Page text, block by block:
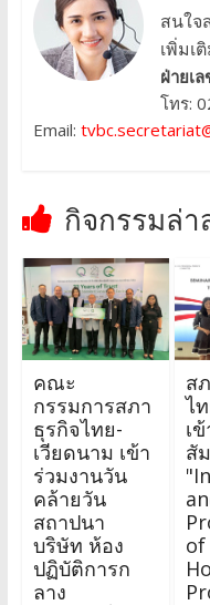
สนใ
เพิ่มเ
ฝ่ายเ
โทร:
Email:
กิจกรรมล่า
คณะ
กรรมการสภา
ธุรกิจไทย-
เวียดนาม เข้า
ร่วมงานวัน
คล้ายวัน
สถาปนา
บริษัท ห้อง
ปฏิบัติการก
ลาง
ส
ไ
เ
สั
of